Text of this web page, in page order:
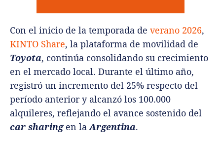
Con el inicio de la temporada de verano 2026,
KINTO Share, la plataforma de movilidad de
Toyota, continúa consolidando su crecimiento
en el mercado local. Durante el último año,
registró un incremento del 25% respecto del
período anterior y alcanzó los 100.000
alquileres, reflejando el avance sostenido del
car sharingen laArgentina.